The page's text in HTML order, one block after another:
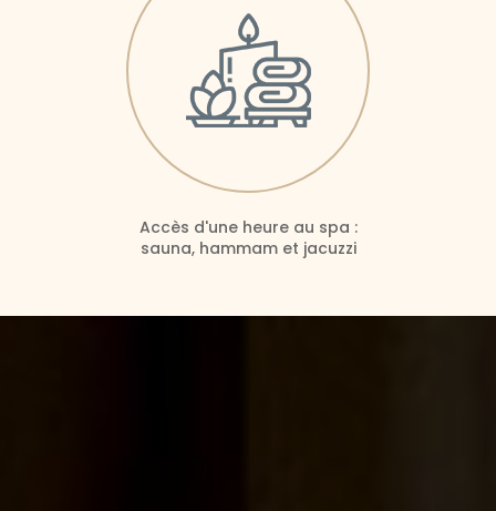
Accès d'une heure au spa :
sauna, hammam et jacuzzi